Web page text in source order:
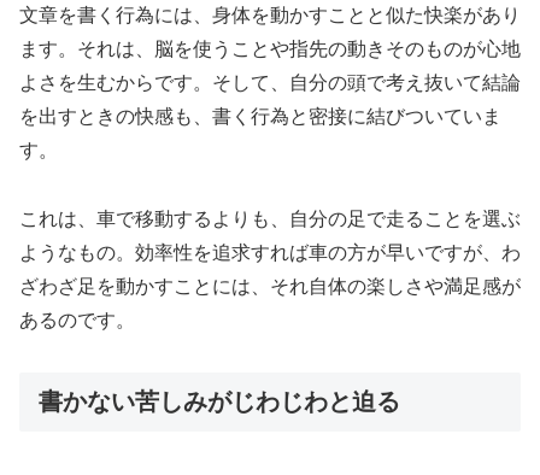
文章を書く行為には、身体を動かすことと似た快楽があり
ます。それは、脳を使うことや指先の動きそのものが心地
よさを生むからです。そして、自分の頭で考え抜いて結論
を出すときの快感も、書く行為と密接に結びついていま
す。
これは、車で移動するよりも、自分の足で走ることを選ぶ
ようなもの。効率性を追求すれば車の方が早いですが、わ
ざわざ足を動かすことには、それ自体の楽しさや満足感が
あるのです。
書かない苦しみがじわじわと迫る